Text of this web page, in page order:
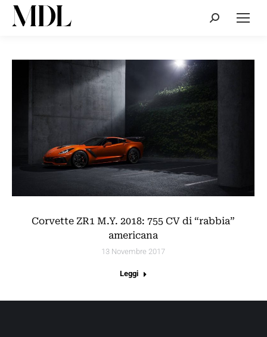
Cerca:
Corvette ZR1 M.Y. 2018: 755 CV di “rabbia”
americana
13 Novembre 2017
Leggi